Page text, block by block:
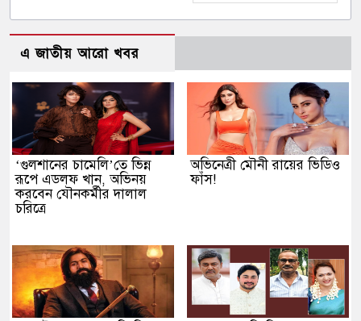
এ জাতীয় আরো খবর
‘গুলশানের চামেলি’তে ভিন্ন
রূপে এডলফ খান, অভিনয়
করবেন যৌনকর্মীর দালাল
চরিত্রে
অভিনেত্রী মৌনী রায়ের ভিডিও
ফাঁস!